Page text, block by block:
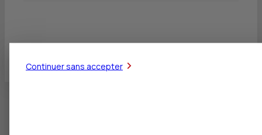
Continuer sans accepter